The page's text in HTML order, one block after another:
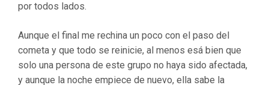
por todos lados.
Aunque el final me rechina un poco con el paso del
cometa y que todo se reinicie, al menos esá bien que
solo una persona de este grupo no haya sido afectada,
y aunque la noche empiece de nuevo, ella sabe la